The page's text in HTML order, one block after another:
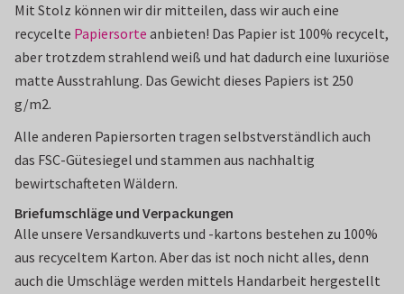
Mit Stolz können wir dir mitteilen, dass wir auch eine
recycelte Papiersorte anbieten! Das Papier ist 100% recycelt,
aber trotzdem strahlend weiß und hat dadurch eine luxuriöse
matte Ausstrahlung. Das Gewicht dieses Papiers ist 250
g/m2.
Alle anderen Papiersorten tragen selbstverständlich auch
das FSC-Gütesiegel und stammen aus nachhaltig
bewirtschafteten Wäldern.
Briefumschläge und Verpackungen
Alle unsere Versandkuverts und -kartons bestehen zu 100%
aus recyceltem Karton. Aber das ist noch nicht alles, denn
auch die Umschläge werden mittels Handarbeit hergestellt